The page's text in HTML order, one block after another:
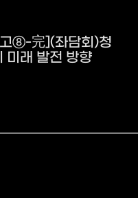
⑧-完](좌담회)청
미래 발전 방향